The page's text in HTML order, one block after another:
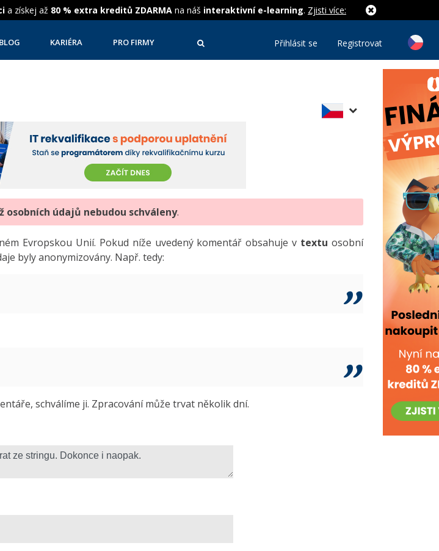
a získej až 80 % extra kreditů ZDARMA na náš interaktivní e-learning. Zjisti více:
BLOG KARIÉRA PRO FIRMY Přihlásit se Registrovat
údajů nebudou schváleny.
Evropskou Unií. Pokud níže uvedený komentář obsahuje v textu osobní
byly anonymizovány. Např. tedy:
schválíme ji. Zpracování může trvat několik dní.